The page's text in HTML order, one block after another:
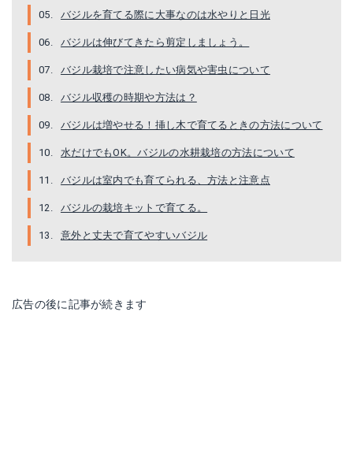
バジルを育てる際に大事なのは水やりと日光
バジルは伸びてきたら剪定しましょう。
バジル栽培で注意したい病気や害虫について
バジル収穫の時期や方法は？
バジルは増やせる！挿し木で育てるときの方法について
水だけでもOK。バジルの水耕栽培の方法について
バジルは室内でも育てられる、方法と注意点
バジルの栽培キットで育てる。
意外と丈夫で育てやすいバジル
広告の後に記事が続きます